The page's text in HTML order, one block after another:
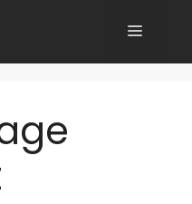
MENY